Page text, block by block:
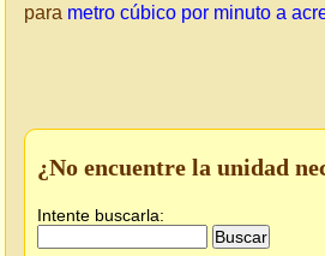
para metro cúbico por minuto a
¿No encuentre la unidad
Intente buscarla: